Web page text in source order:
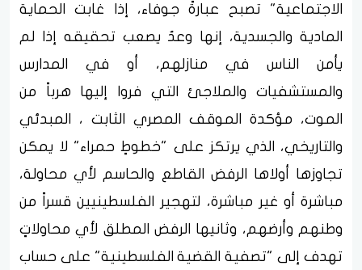
الاجتماعية" تصبح عبارةً جوفاء، إذا غابت الحماية
المادية والجسدية، إنها وعدٌ يصعب تحقيقه إذا لم
يأمن الناس في منازلهم، أو في المدارس
والمستشفيات والملاجئ التي فروا إليها هرباً من
الموت، مؤكدة الموقف المصري الثابت ، المبدئي
والتاريخي، الذي يرتكز على "خطوطٍ حمراء" لا يمكن
تجاوزها أولاها الرفض القاطع والحاسم لأي محاولة،
مباشرة أو غير مباشرة، لتهجير الفلسطينيين قسراً من
وطنهم وأرضهم، وثانيها الرفض المطلق لأي محاولاتٍ
تهدف إلى "تصفية القضية الفلسطينية" على حساب